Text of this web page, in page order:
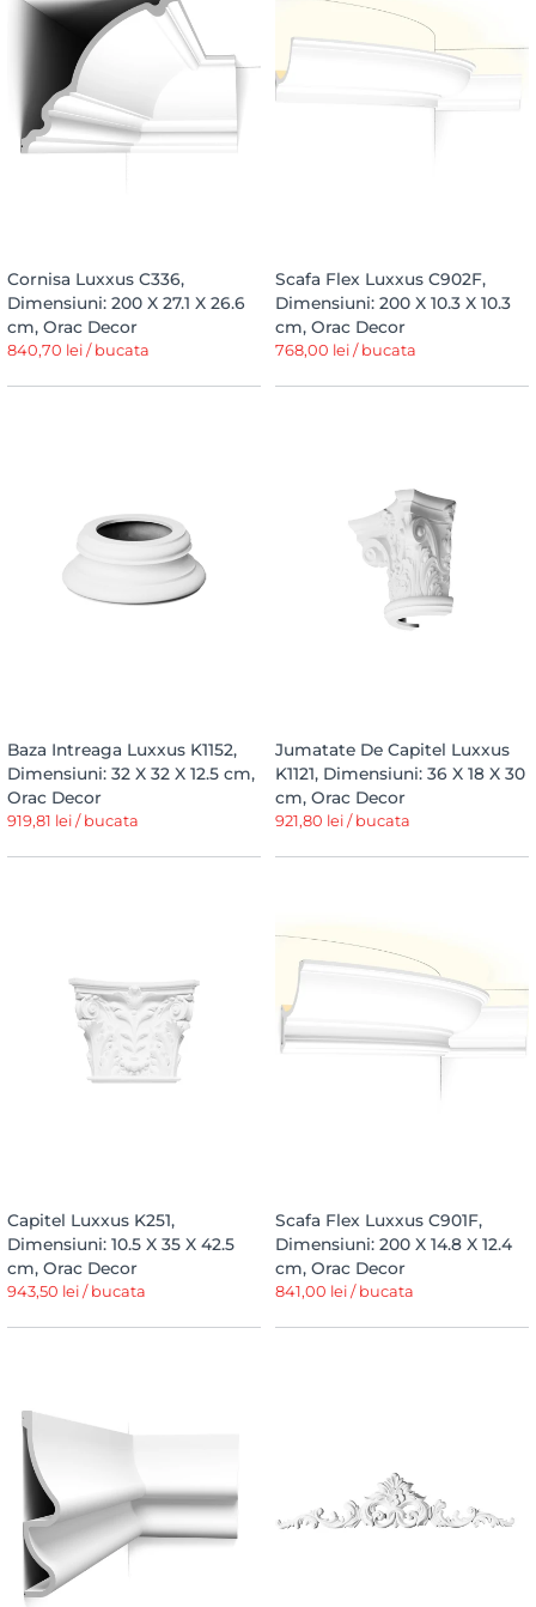
Cornisa Luxxus C336,
Dimensiuni: 200 X 27.1 X 26.6
cm, Orac Decor
840,70 lei / bucata
Scafa Flex Luxxus C902F,
Dimensiuni: 200 X 10.3 X 10.3
cm, Orac Decor
768,00 lei / bucata
Baza Intreaga Luxxus K1152,
Dimensiuni: 32 X 32 X 12.5 cm,
Orac Decor
919,81 lei / bucata
Jumatate De Capitel Luxxus
K1121, Dimensiuni: 36 X 18 X 30
cm, Orac Decor
921,80 lei / bucata
Capitel Luxxus K251,
Dimensiuni: 10.5 X 35 X 42.5
cm, Orac Decor
943,50 lei / bucata
Scafa Flex Luxxus C901F,
Dimensiuni: 200 X 14.8 X 12.4
cm, Orac Decor
841,00 lei / bucata